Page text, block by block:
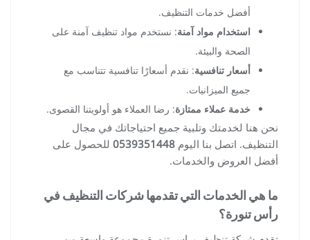
أفضل خدمات التنظيف.
استخدام مواد آمنة: نستخدم مواد تنظيف آمنة على
الصحة والبيئة.
أسعار تنافسية: نقدم أسعارًا تنافسية تتناسب مع
جميع الميزانيات.
خدمة عملاء ممتازة: رضا العملاء هو أولويتنا القصوى.
نحن هنا لخدمتك وتلبية جميع احتياجاتك في مجال
التنظيف. اتصل بنا اليوم 0539351448 للحصول على
أفضل العروض والخدمات.
ما هي الخدمات التي تقدمها شركات التنظيف في
رأس تنورة؟